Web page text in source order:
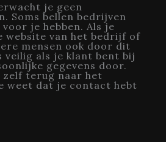
je geen
Soms bellen bedrijven
je hebben. Als je
van het bedrijf of
mensen ook door dit
veilig als je klant bent bij
gegevens door.
zelf terug naar het
weet dat je contact hebt